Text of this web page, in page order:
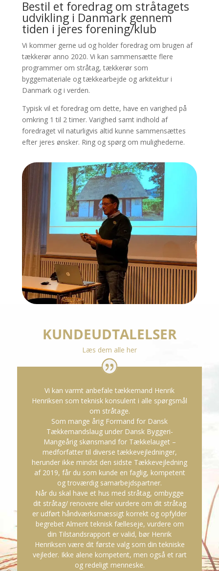
Bestil et foredrag om stråtagets
udvikling i Danmark gennem
tiden i jeres forening/klub
Vi kommer gerne ud og holder foredrag om brugen af
tækkerør anno 2020. Vi kan sammensætte flere
programmer om stråtag, tækkerør som
byggemateriale og tækkearbejde og arkitektur i
Danmark og i verden.
Typisk vil et foredrag om dette, have en varighed på
omkring 1 til 2 timer. Varighed samt indhold af
foredraget vil naturligvis altid kunne sammensættes
efter jeres ønsker. Ring og spørg om mulighederne.
KUNDE­UDTALELSER
Læs dem alle her
Vi kan varmt anbefale tækkemand Henrik
Henriksen som teknisk konsulent i alle spørgsmål
om stråtage.
Som mange årig Formand for Dansk
Tækkemandslaug under Dansk Byggeri-
Mangeårig skønsmand for Tækkelauget –
medforfatter til diverse tækkevejledninger,
herunder ikke mindst den sidste Tækkevejledning
af 2019, får du som kunde en faglig, kompetent
og troværdig samarbejdspartner.
Når du skal have et hus med stråtag, ombygge
dit stråtag/ renovere eller vurdere om dit stråtag
er udført håndværksmæssigt korrekt og opfylder
begrebet Alment teknisk fælleseje, vurdere om
din Tilstandsrapport er valid, bør Henrik
Henriksen være dit første valg som din tekniske
vejleder. Ikke alene kompetent, men også et rart
og redeligt menneske.